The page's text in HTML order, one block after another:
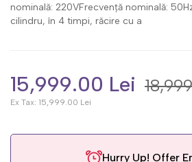
nominală: 220VFrecvență nominală:
cilindru, în 4 timpi, răcire cu a
15,999.00 Lei
Ex Tax: 15,999.00 Lei
Hurry Up! Offer